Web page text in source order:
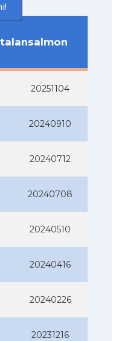
20251104
20240910
20240712
20240708
20240510
20240416
20240226
20231216